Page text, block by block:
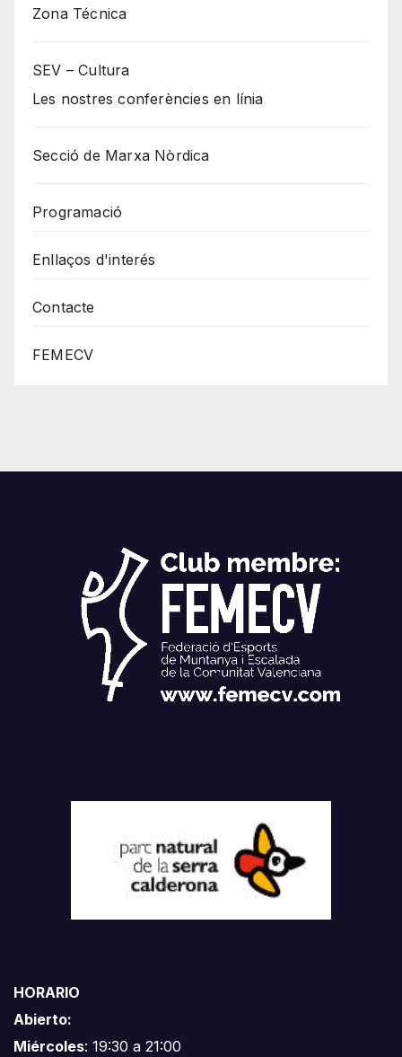
Zona Técnica
SEV – Cultura
Les nostres conferències en línia
Secció de Marxa Nòrdica
Programació
Enllaços d'interés
Contacte
FEMECV
HORARIO
Abierto:
Miércoles: 19:30 a 21:00